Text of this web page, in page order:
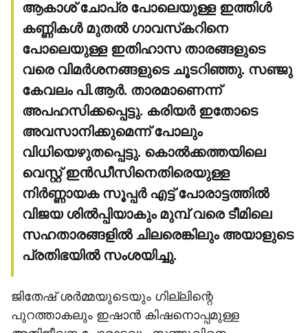
ആകാശ് ചോപ്ര പോലെയുള്ള ഇത്തിള്‍
കണ്ണികള്‍ മുതല്‍ ഗാവസ്‌കറിനെ
പോലെയുള്ള ഇതിഹാസ താരങ്ങളുടെ
വരെ വിമര്‍ശനങ്ങളുടെ ചൂടറിഞ്ഞു. സഞ്ജു
കേവലം പി.ആര്‍. താരമാണെന്ന്
അപഹസിക്കപ്പെട്ടു. കരിയര്‍ ഇതോടെ
അവസാനിക്കുമെന്ന് പോലും
വിധിയെഴുതപ്പെട്ടു. കൊല്‍ക്കത്തയിലെ
വെസ്റ്റ് ഇന്‍ഡീസിനെതിരെയുള്ള
നിര്‍ണ്ണായക സൂപ്പര്‍ എട്ട് പോരാട്ടത്തില്‍
വിജയ ശില്‍പ്പിയാകും മുമ്പ് വരെ ടീമിലെ
സഹതാരങ്ങളില്‍ ചിലരെങ്കിലും അയാളുടെ
പ്രതിഭയില്‍ സംശയിച്ചു.
ജിതേഷ് ശര്‍മ്മയുടെയും ഗില്ലിന്റെ
പുറത്താകലും ഇഷാന്‍ കിഷനൊപ്പമുള്ള